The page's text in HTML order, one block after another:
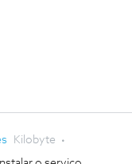
Kilobyte